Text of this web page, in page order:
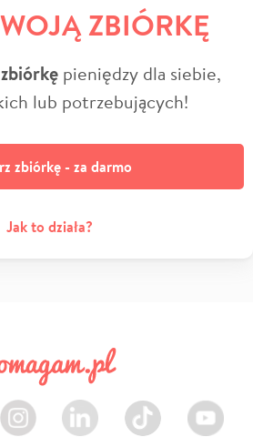
ZBIÓRKĘ
pieniędzy dla siebie,
lub potrzebujących!
zbiórkę - za darmo
Jak to działa?
Instagram LinkedIn TikTok Youtube